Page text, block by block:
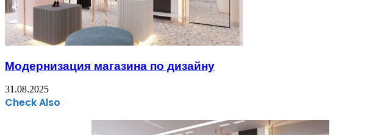
Модернизация магазина по дизайну
31.08.2025
Check Also